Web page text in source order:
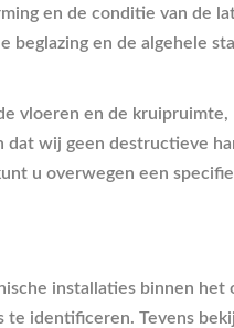
en de conditie van de
en de algehele
vloeren en de
wij geen destructieve
u overwegen een
installaties binnen
identificeren. Tevens